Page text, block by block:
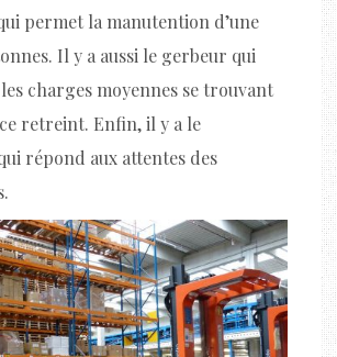
permet la manutention d’une
Il y a aussi le gerbeur qui
charges moyennes se trouvant
retreint. Enfin, il y a le
répond aux attentes des